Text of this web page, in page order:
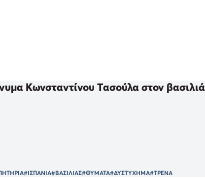
Κωνσταντίνου Τασούλα στον
#ΙΣΠΑΝΙΑ#ΒΑΣΙΛΙΑΣ#ΘΥΜΑΤΑ#ΔΥΣΤΥΧΗΜΑ#ΤΡΕΝΑ